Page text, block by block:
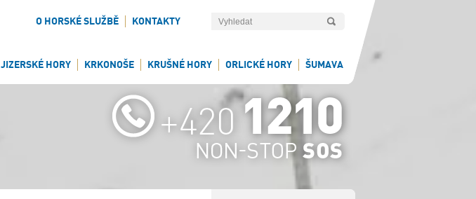
O HORSKÉ SLUŽBĚ KONTAKTY
JIZERSKÉ HORY KRKONOŠE KRUŠNÉ HORY ORLICKÉ HORY ŠUMAVA